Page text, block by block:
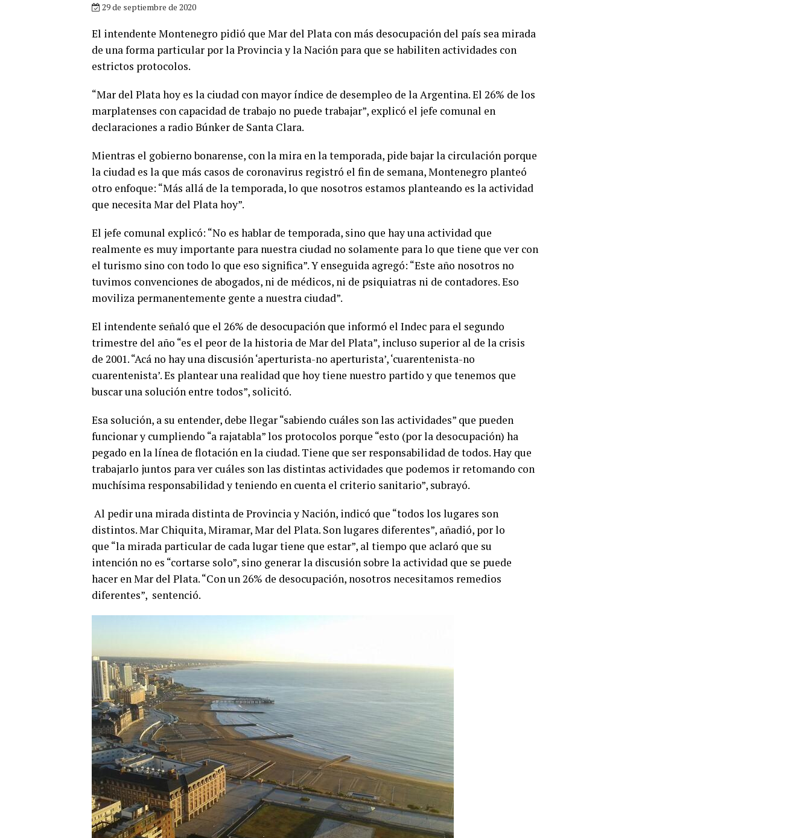
29 de septiembre de 2020
El intendente Montenegro pidió que Mar del Plata con más desocupación del país sea mirada
de una forma particular por la Provincia y la Nación para que se habiliten actividades con
estrictos protocolos.
“Mar del Plata hoy es la ciudad con mayor índice de desempleo de la Argentina. El 26% de los
marplatenses con capacidad de trabajo no puede trabajar”, explicó el jefe comunal en
declaraciones a radio Búnker de Santa Clara.
Mientras el gobierno bonarense, con la mira en la temporada, pide bajar la circulación porque
la ciudad es la que más casos de coronavirus registró el fin de semana, Montenegro planteó
otro enfoque: “Más allá de la temporada, lo que nosotros estamos planteando es la actividad
que necesita Mar del Plata hoy”.
El jefe comunal explicó: “No es hablar de temporada, sino que hay una actividad que
realmente es muy importante para nuestra ciudad no solamente para lo que tiene que ver con
el turismo sino con todo lo que eso significa”. Y enseguida agregó: “Este año nosotros no
tuvimos convenciones de abogados, ni de médicos, ni de psiquiatras ni de contadores. Eso
moviliza permanentemente gente a nuestra ciudad”.
El intendente señaló que el 26% de desocupación que informó el Indec para el segundo
trimestre del año “es el peor de la historia de Mar del Plata”, incluso superior al de la crisis
de 2001. “Acá no hay una discusión ‘aperturista-no aperturista’, ‘cuarentenista-no
cuarentenista’. Es plantear una realidad que hoy tiene nuestro partido y que tenemos que
buscar una solución entre todos”, solicitó.
Esa solución, a su entender, debe llegar “sabiendo cuáles son las actividades” que pueden
funcionar y cumpliendo “a rajatabla” los protocolos porque “esto (por la desocupación) ha
pegado en la línea de flotación en la ciudad. Tiene que ser responsabilidad de todos. Hay que
trabajarlo juntos para ver cuáles son las distintas actividades que podemos ir retomando con
muchísima responsabilidad y teniendo en cuenta el criterio sanitario”, subrayó.
Al pedir una mirada distinta de Provincia y Nación, indicó que “todos los lugares son
distintos. Mar Chiquita, Miramar, Mar del Plata. Son lugares diferentes”, añadió, por lo
que “la mirada particular de cada lugar tiene que estar”, al tiempo que aclaró que su
intención no es “cortarse solo”, sino generar la discusión sobre la actividad que se puede
hacer en Mar del Plata. “Con un 26% de desocupación, nosotros necesitamos remedios
diferentes”, sentenció.